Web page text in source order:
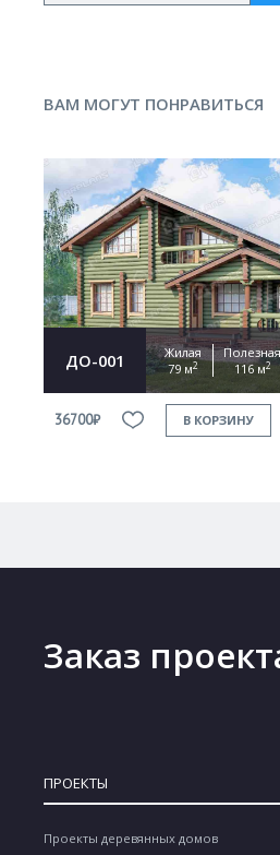
ВАМ МОГУТ ПОНРАВИТЬСЯ
ДО-001
Жилая
79 м2
Полезная
116 м2
36700₽ В КОРЗИНУ
Заказ
ПРОЕКТЫ
Проекты деревянных домов